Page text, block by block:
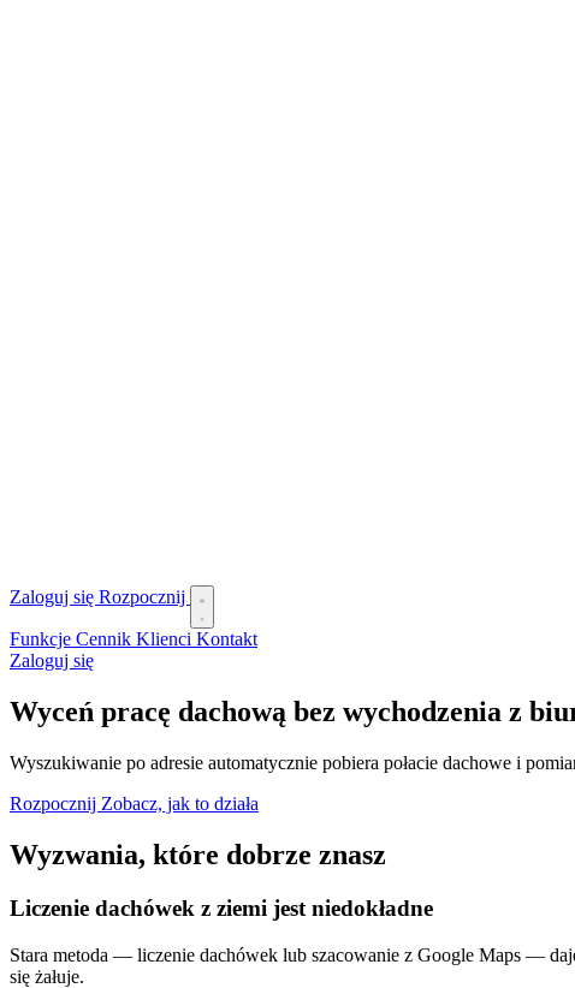
Zaloguj się Rozpocznij
Funkcje Cennik Klienci Kontakt
Zaloguj się
Wyceń pracę dachową bez wychodzenia z
Wyszukiwanie po adresie automatycznie pobiera połacie dachowe i
Rozpocznij Zobacz, jak to działa
Wyzwania, które dobrze znasz
Liczenie dachówek z ziemi jest niedokładne
Stara metoda — liczenie dachówek lub szacowanie z Google Maps —
się żałuje.